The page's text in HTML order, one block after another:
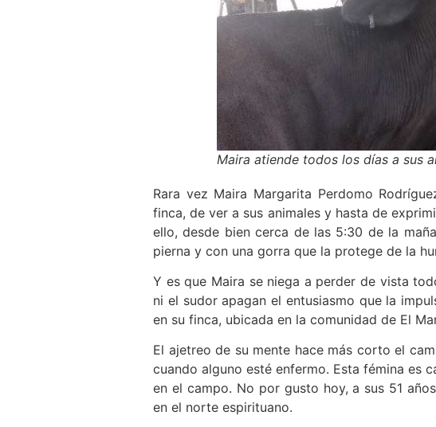
Maira atiende todos los días a sus
Rara vez Maira Margarita Perdomo
finca, de ver a sus animales y hasta de
ello, desde bien cerca de las 5:30 de la
pierna y con una gorra que la protege de la
Y es que Maira se niega a perder de vista
ni el sudor apagan el entusiasmo que la
en su finca, ubicada en la comunidad de El
El ajetreo de su mente hace más corto el
cuando alguno esté enfermo. Esta fémina es
en el campo. No por gusto hoy, a sus 51
en el norte espirituano.